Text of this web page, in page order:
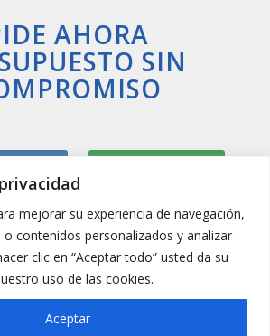
mejorar su experiencia de navegación,
contenidos personalizados y analizar
clic en “Aceptar todo” usted da su
uso de las cookies.
Aceptar
AHORA
SIN